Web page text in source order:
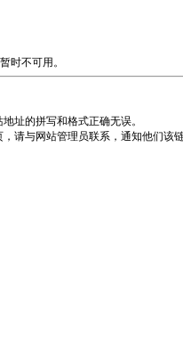
时不可用。
址的拼写和格式正确无误。
请与网站管理员联系，通知他们该